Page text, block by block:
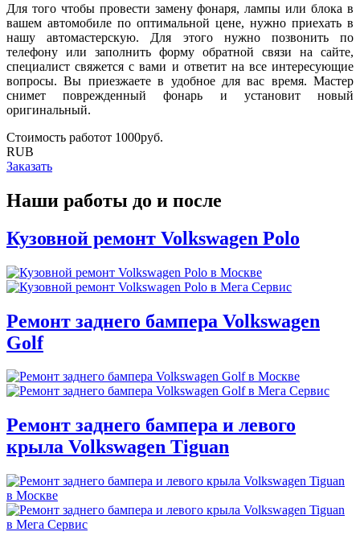
Для того чтобы провести замену фонаря, лампы или блока в
вашем автомобиле по оптимальной цене, нужно приехать в
нашу автомастерскую. Для этого нужно позвонить по
телефону или заполнить форму обратной связи на сайте,
специалист свяжется с вами и ответит на все интересующие
вопросы. Вы приезжаете в удобное для вас время. Мастер
снимет поврежденный фонарь и установит новый
оригинальный.
Стоимость работoт 1000руб.
RUB
Заказать
Наши работы до и после
Кузовной ремонт Volkswagen Polo
Ремонт заднего бампера Volkswagen
Golf
Ремонт заднего бампера и левого
крыла Volkswagen Tiguan